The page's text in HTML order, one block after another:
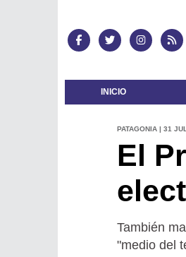
INICIO
PATAGONIA | 31
El
También
"medio del